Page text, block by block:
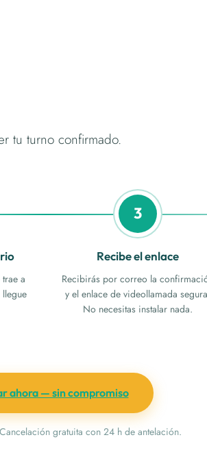
tu turno confirmado.
a
3
Recibe el enlace
Recibirás por correo la
y el enlace de videollamada
No necesitas instalar nada.
ahora — sin compromiso
gratuita con 24 h de antelación.